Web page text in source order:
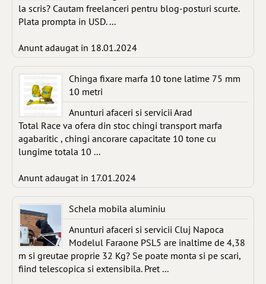
la scris? Cautam freelanceri pentru blog-posturi scurte.
Plata prompta in USD. ...
Anunt adaugat in 18.01.2024
Chinga fixare marfa 10 tone latime 75 mm
10 metri
Anunturi afaceri si servicii Arad
Total Race va ofera din stoc chingi transport marfa
agabaritic , chingi ancorare capacitate 10 tone cu
lungime totala 10 ...
Anunt adaugat in 17.01.2024
Schela mobila aluminiu
Anunturi afaceri si servicii Cluj Napoca
Modelul Faraone PSL5 are inaltime de 4,38
m si greutae proprie 32 Kg? Se poate monta si pe scari,
fiind telescopica si extensibila. Pret ...